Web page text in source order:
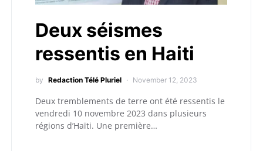
Deux séismes
ressentis en Haiti
by Redaction Télé Pluriel November 12, 2023
Deux tremblements de terre ont été ressentis le
vendredi 10 novembre 2023 dans plusieurs
régions d’Haïti. Une première…